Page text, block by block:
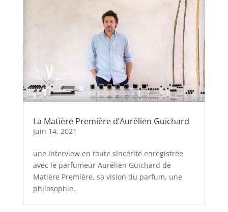
La Matière Première d’Aurélien Guichard
Juin 14, 2021
une interview en toute sincérité enregistrée
avec le parfumeur Aurélien Guichard de
Matière Première, sa vision du parfum, une
philosophie.